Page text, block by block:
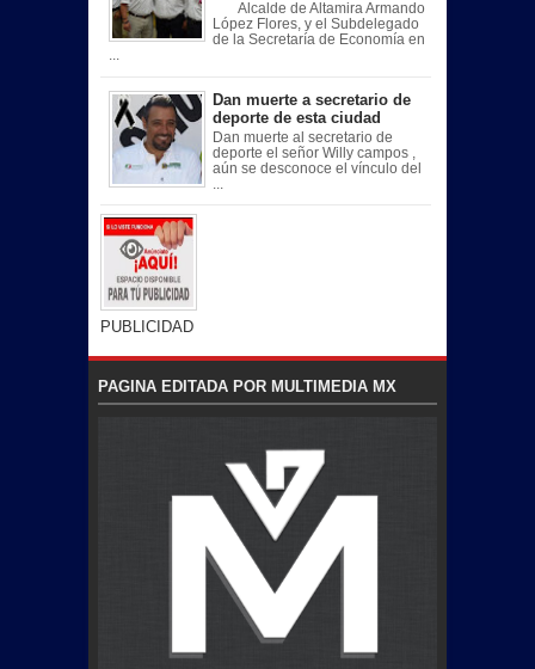
Alcalde de Altamira Armando
López Flores, y el Subdelegado
de la Secretaría de Economía en
Dan muerte a secretario de
deporte de esta ciudad
Dan muerte al secretario de
deporte el señor Willy campos ,
aún se desconoce el vínculo del
PUBLICIDAD
PAGINA EDITADA POR MULTIMEDIA MX